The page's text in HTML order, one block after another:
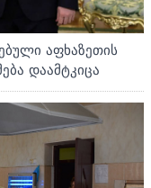
აფხაზეთის
დაამტკიცა